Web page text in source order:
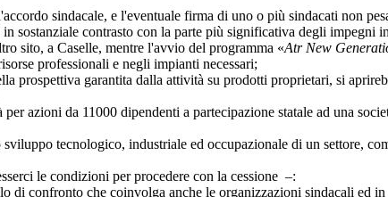
sindacale, e l'eventuale firma di uno o più sindacati non
contrasto con la parte più significativa degli impegni
a Caselle, mentre l'avvio del programma «Atr New
professionali e negli impianti necessari;
garantita dalla attività su prodotti proprietari, si
azioni da 11000 dipendenti a partecipazione statale ad una
tecnologico, industriale ed occupazionale di un settore,
le condizioni per procedere con la cessione –:
che coinvolga anche le organizzazioni sindacali ed in